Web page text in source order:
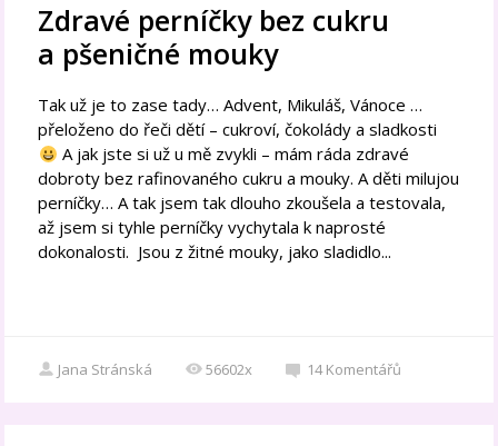
Zdravé perníčky bez cukru
a pšeničné mouky
Tak už je to zase tady… Advent, Mikuláš, Vánoce …
přeloženo do řeči dětí – cukroví, čokolády a sladkosti
A jak jste si už u mě zvykli – mám ráda zdravé
dobroty bez rafinovaného cukru a mouky. A děti milujou
perníčky… A tak jsem tak dlouho zkoušela a testovala,
až jsem si tyhle perníčky vychytala k naprosté
dokonalosti. Jsou z žitné mouky, jako sladidlo...
Jana Stránská 56602x 14Komentářů